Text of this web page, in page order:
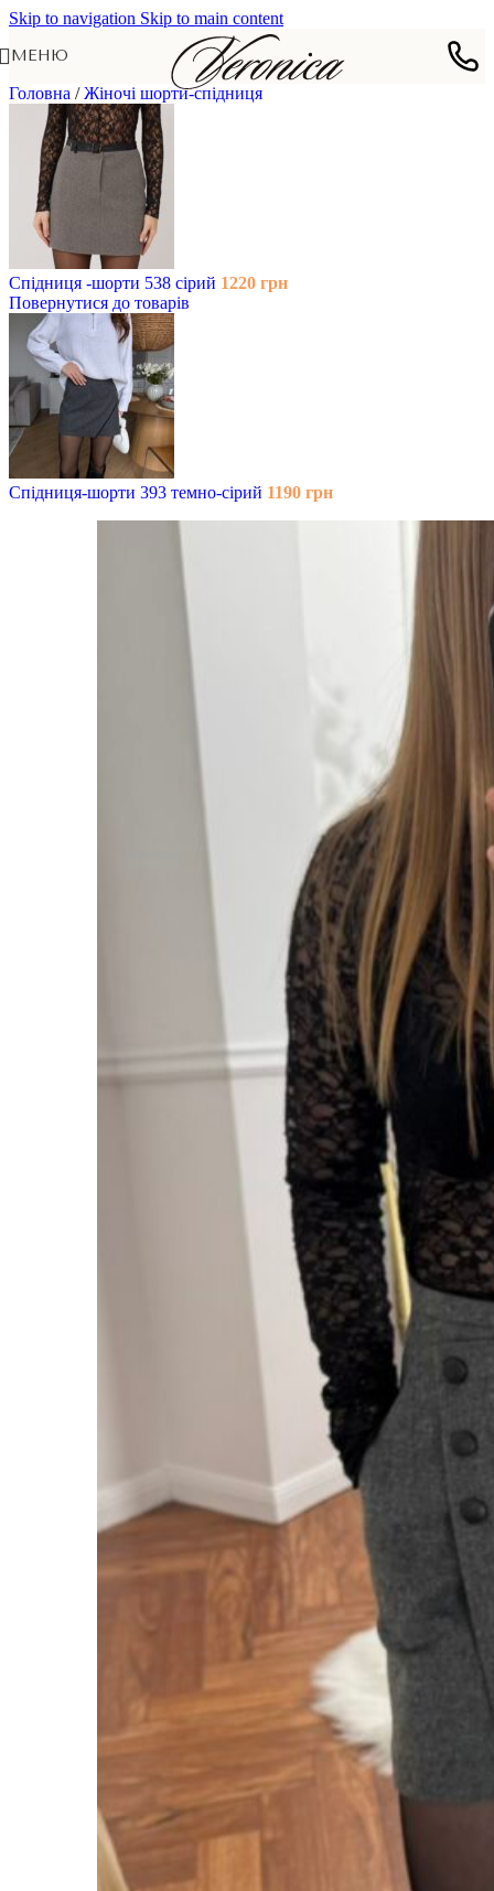
Skip to navigation Skip to main content
МЕНЮ
Головна / Жіночі шорти-спідниця
Спідниця -шорти 538 сірий 1220 грн
Повернутися до товарів
Спідниця-шорти 393 темно-сірий 1190 грн